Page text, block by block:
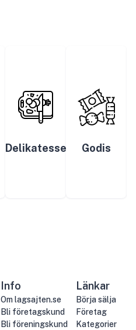
Delikatesser Godis
Info
Om lagsajten.se
Bli företagskund
Bli föreningskund
Länkar
Börja sälja
Företag
Kategorier